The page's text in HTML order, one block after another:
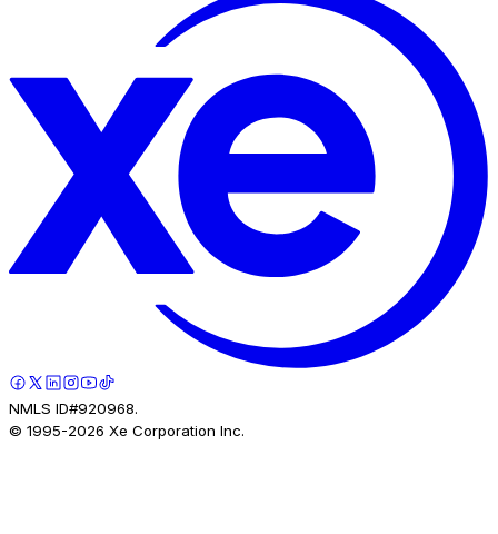
NMLS ID#920968.
© 1995-2026 Xe Corporation Inc.